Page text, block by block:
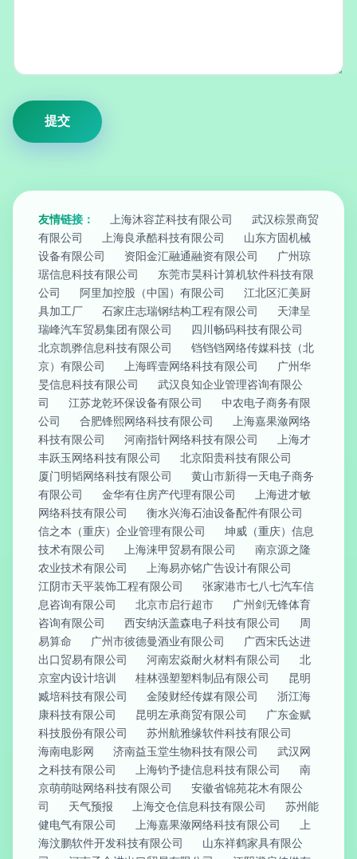
友情链接： 上海沐容芷科技有限公司
武汉棕景商贸
有限公司
上海良承酷科技有限公司
山东方固机械
设备有限公司
资阳金汇融通融资有限公司
广州琼
琚信息科技有限公司
东莞市昊科计算机软件科技有限
公司
阿里加控股（中国）有限公司
江北区汇美厨
具加工厂
石家庄志瑞钢结构工程有限公司
天津呈
瑞峰汽车贸易集团有限公司
四川畅码科技有限公司
北京凯骅信息科技有限公司
铛铛铛网络传媒科技（北
京）有限公司
上海晖壹网络科技有限公司
广州华
旻信息科技有限公司
武汉良知企业管理咨询有限公
司
江苏龙乾环保设备有限公司
中农电子商务有限
公司
合肥锋熙网络科技有限公司
上海嘉果潋网络
科技有限公司
河南指针网络科技有限公司
上海才
丰跃玉网络科技有限公司
北京阳贵科技有限公司
厦门明韬网络科技有限公司
黄山市新得一天电子商务
有限公司
金华有住房产代理有限公司
上海进才敏
网络科技有限公司
衡水兴海石油设备配件有限公司
信之本（重庆）企业管理有限公司
坤威（重庆）信息
技术有限公司
上海涞甲贸易有限公司
南京源之隆
农业技术有限公司
上海易亦铭广告设计有限公司
江阴市天平装饰工程有限公司
张家港市七八七汽车信
息咨询有限公司
北京市启行超市
广州剑无锋体育
咨询有限公司
西安纳沃盖森电子科技有限公司
周
易算命
广州市彼德曼酒业有限公司
广西宋氏达进
出口贸易有限公司
河南宏焱耐火材料有限公司
北
京室内设计培训
桂林强塑塑料制品有限公司
昆明
臧培科技有限公司
金陵财经传媒有限公司
浙江海
康科技有限公司
昆明左承商贸有限公司
广东金赋
科技股份有限公司
苏州航雅缘软件科技有限公司
海南电影网
济南益玉堂生物科技有限公司
武汉网
之科技有限公司
上海钧予捷信息科技有限公司
南
京萌萌哒网络科技有限公司
安徽省锦苑花木有限公
司
天气预报 上海交仓信息科技有限公司
苏州能
健电气有限公司
上海嘉果潋网络科技有限公司
上
海汶鹏软件开发科技有限公司
山东祥鹤家具有限公